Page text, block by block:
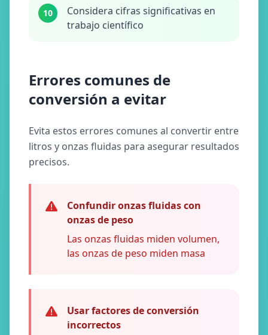
10
Considera cifras significativas en
trabajo científico
Errores comunes de
conversión a evitar
Evita estos errores comunes al convertir entre
litros y onzas fluidas para asegurar resultados
precisos.
Confundir onzas fluidas con
onzas de peso
Las onzas fluidas miden volumen,
las onzas de peso miden masa
Usar factores de conversión
incorrectos